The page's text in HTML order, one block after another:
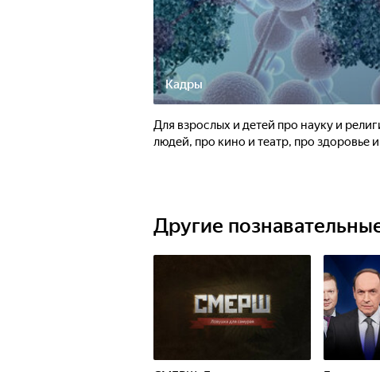
Кадры
Для взрослых и детей про науку и
людей, про кино и театр, про здоровье
Другие